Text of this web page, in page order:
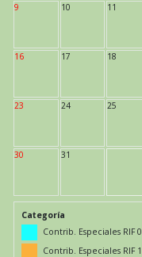
9 10 11
16 17 18
23 24 25
30 31
Categoría
Contrib. Especiales RIF 0
Contrib. Especiales RIF 1